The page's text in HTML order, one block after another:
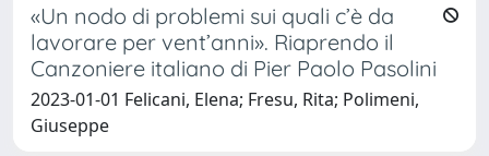
«Un nodo di problemi sui quali c’è da
lavorare per vent’anni». Riaprendo il
Canzoniere italiano di Pier Paolo Pasolini
2023-01-01 Felicani, Elena; Fresu, Rita; Polimeni,
Giuseppe